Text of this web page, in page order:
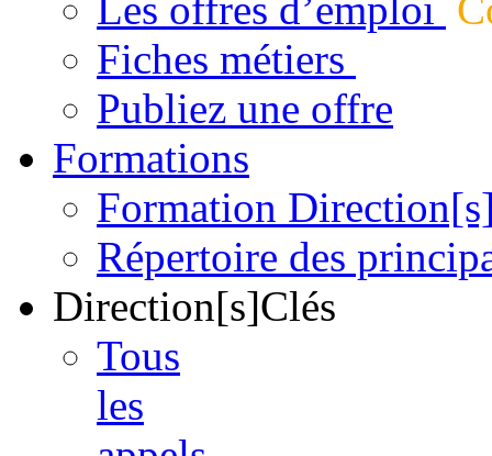
Fiches métiers
Publiez une offre
Formations
Formation
Répertoire des
Direction[s]Clés
Tous
les